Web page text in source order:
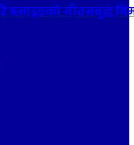
गौतमबुद्ध